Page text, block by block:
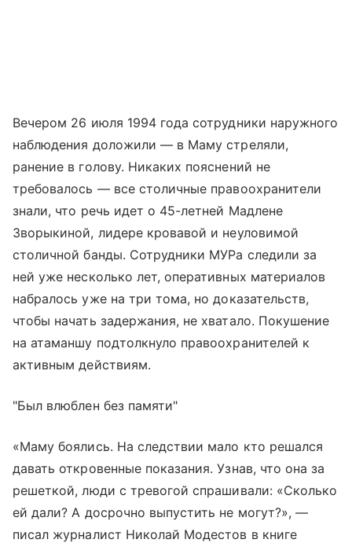
Вечером 26 июля 1994 года сотрудники наружного
наблюдения доложили — в Маму стреляли,
ранение в голову. Никаких пояснений не
требовалось — все столичные правоохранители
знали, что речь идет о 45-летней Мадлене
Зворыкиной, лидере кровавой и неуловимой
столичной банды. Сотрудники МУРа следили за
ней уже несколько лет, оперативных материалов
набралось уже на три тома, но доказательств,
чтобы начать задержания, не хватало. Покушение
на атаманшу подтолкнуло правоохранителей к
активным действиям.
"Был влюблен без памяти"
«Маму боялись. На следствии мало кто решался
давать откровенные показания. Узнав, что она за
решеткой, люди с тревогой спрашивали: «Сколько
ей дали? А досрочно выпустить не могут?», —
писал журналист Николай Модестов в книге